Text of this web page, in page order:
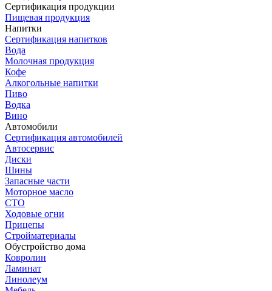
Сертификация продукции
Пищевая продукция
Напитки
Сертификация напитков
Вода
Молочная продукция
Кофе
Алкогольные напитки
Пиво
Водка
Вино
Автомобили
Сертификация автомобилей
Автосервис
Диски
Шины
Запасные части
Моторное масло
СТО
Ходовые огни
Прицепы
Стройматериалы
Обустройство дома
Ковролин
Ламинат
Линолеум